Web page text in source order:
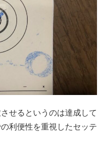
せるというのは達成して
利便性を重視したセッテ